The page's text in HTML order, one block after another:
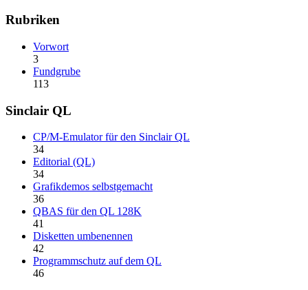
Rubriken
Vorwort
3
Fundgrube
113
Sinclair QL
CP/M-Emulator für den Sinclair QL
34
Editorial (QL)
34
Grafikdemos selbstgemacht
36
QBAS für den QL 128K
41
Disketten umbenennen
42
Programmschutz auf dem QL
46